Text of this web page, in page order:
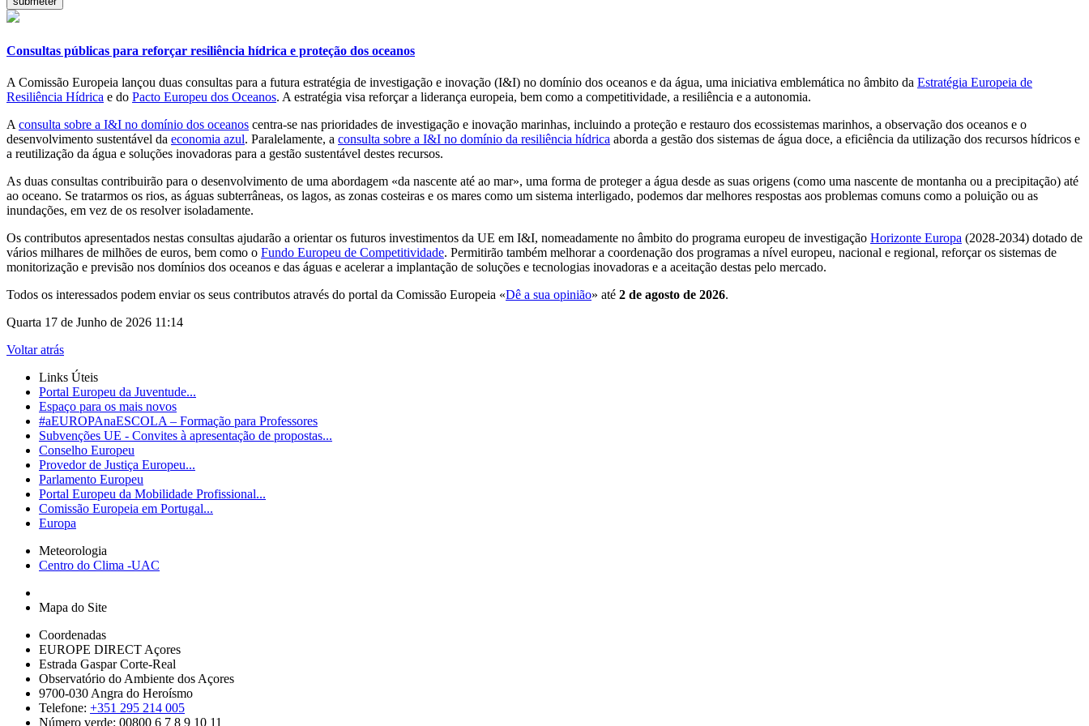
Consultas públicas para reforçar resiliência hídrica e proteção dos oceanos
A Comissão Europeia lançou duas consultas para a futura estratégia de investigação e inovação (I&I) no domínio dos oceanos e da água, uma iniciativa emblemática no âmbito da Estratégia Europeia de
Resiliência Hídrica e do Pacto Europeu dos Oceanos. A estratégia visa reforçar a liderança europeia, bem como a competitividade, a resiliência e a autonomia.
A consulta sobre a I&I no domínio dos oceanos centra-se nas prioridades de investigação e inovação marinhas, incluindo a proteção e restauro dos ecossistemas marinhos, a observação dos oceanos e o
desenvolvimento sustentável da economia azul. Paralelamente, a consulta sobre a I&I no domínio da resiliência hídrica aborda a gestão dos sistemas de água doce, a eficiência da utilização dos recursos hídricos e
a reutilização da água e soluções inovadoras para a gestão sustentável destes recursos.
As duas consultas contribuirão para o desenvolvimento de uma abordagem «da nascente até ao mar», uma forma de proteger a água desde as suas origens (como uma nascente de montanha ou a precipitação) até
ao oceano. Se tratarmos os rios, as águas subterrâneas, os lagos, as zonas costeiras e os mares como um sistema interligado, podemos dar melhores respostas aos problemas comuns como a poluição ou as
inundações, em vez de os resolver isoladamente.
Os contributos apresentados nestas consultas ajudarão a orientar os futuros investimentos da UE em I&I, nomeadamente no âmbito do programa europeu de investigação Horizonte Europa (2028-2034) dotado de
vários milhares de milhões de euros, bem como o Fundo Europeu de Competitividade. Permitirão também melhorar a coordenação dos programas a nível europeu, nacional e regional, reforçar os sistemas de
monitorização e previsão nos domínios dos oceanos e das águas e acelerar a implantação de soluções e tecnologias inovadoras e a aceitação destas pelo mercado.
Todos os interessados podem enviar os seus contributos através do portal da Comissão Europeia «Dê a sua opinião» até 2 de agosto de 2026.
Quarta 17 de Junho de 2026 11:14
Voltar atrás
Links Úteis
Portal Europeu da Juventude...
Espaço para os mais novos
#aEUROPAnaESCOLA – Formação para Professores
Subvenções UE - Convites à apresentação de propostas...
Conselho Europeu
Provedor de Justiça Europeu...
Parlamento Europeu
Portal Europeu da Mobilidade Profissional...
Comissão Europeia em Portugal...
Europa
Meteorologia
Centro do Clima -UAC
Mapa do Site
Coordenadas
EUROPE DIRECT Açores
Estrada Gaspar Corte-Real
Observatório do Ambiente dos Açores
9700-030 Angra do Heroísmo
Telefone: +351 295 214 005
Número verde: 00800 6 7 8 9 10 11